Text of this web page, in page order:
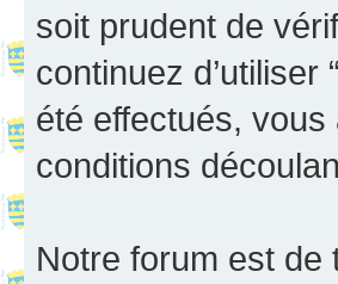
soit prudent de
continuez
été effectués, vous
conditions
Notre forum est de